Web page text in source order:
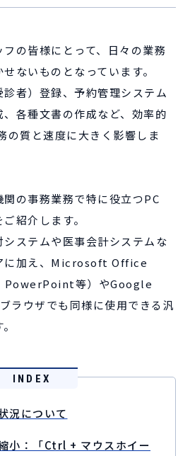
の皆様にとって、日々の業務
ないものとなっています。
者）登録、予約管理システム
各種文書の作成など、効率的
の質と速度に大きく影響しま
の事務業務で特に役立つPC
紹介します。
ステムや医事会計システムな
に加え、Microsoft Office
PowerPoint等）やGoogle
ラウザでも同様に使用できる汎
INDEX
況について
小：「Ctrl + マウスホイー